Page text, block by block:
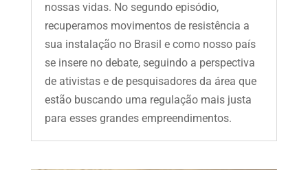
nossas vidas. No segundo episódio,
recuperamos movimentos de resistência a
sua instalação no Brasil e como nosso país
se insere no debate, seguindo a perspectiva
de ativistas e de pesquisadores da área que
estão buscando uma regulação mais justa
para esses grandes empreendimentos.